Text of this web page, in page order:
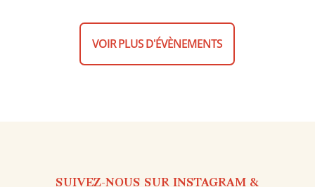
VOIR PLUS D'ÉVÈNEMENTS
SUIVEZ-NOUS SURINSTAGRAM &